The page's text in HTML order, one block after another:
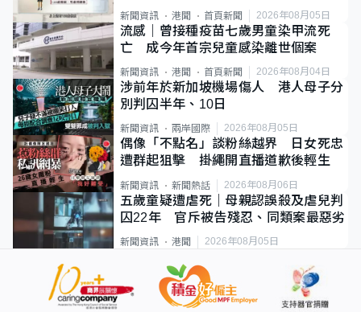
類案最惡劣
新聞資訊 港聞 首頁新聞 2026年08月05日
流感｜曾接種疫苗七歲男童染甲流死
亡 成今年首宗兒童感染離世個案
新聞資訊 港聞 首頁新聞 2026年08月04日
涉前年於新加坡機場傷人 港人母子分
別判囚半年、10日
新聞資訊 兩岸國際 2026年08月05日
偶像「不點名」談粉絲越界 日女死忠
遭群起狙擊 掛繩開直播道歉後輕生
新聞資訊 新聞熱話 2026年08月06日
五歲童疑遭虐死｜母親認誤殺及虐兒判
囚22年 官斥被告殘忍、同類案最惡劣
新聞資訊 港聞 2026年08月05日